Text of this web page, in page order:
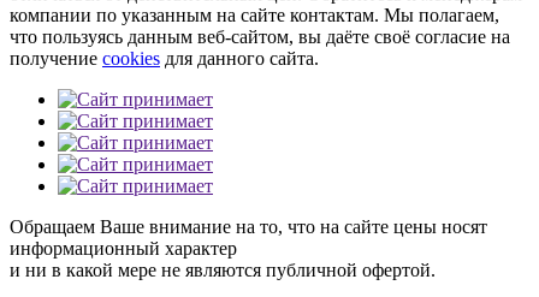
компании по указанным на сайте контактам. Мы полагаем,
что пользуясь данным веб-сайтом, вы даёте своё согласие на
получение cookies для данного сайта.
Обращаем Ваше внимание на то, что на сайте цены носят
информационный характер
и ни в какой мере не являются публичной офертой.